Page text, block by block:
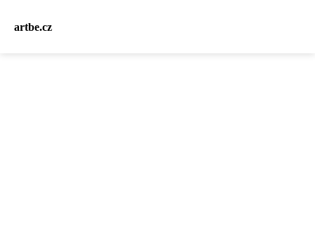
artbe.cz